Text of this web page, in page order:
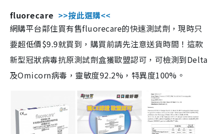
fluorecare >>按此選購<<
網購平台鄰住買有售fluorecare的快速測試劑，現時只
要超低價$9.9就買到，購買前請先注意送貨時間！這款
新型冠狀病毒抗原測試劑盒獲歐盟認可，可檢測到Delta
及Omicorn病毒，靈敏度92.2%，特異度100%。